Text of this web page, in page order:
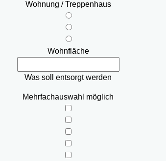
Wohnung / Treppenhaus
Wohnfläche
Was soll entsorgt werden
Mehrfachauswahl möglich